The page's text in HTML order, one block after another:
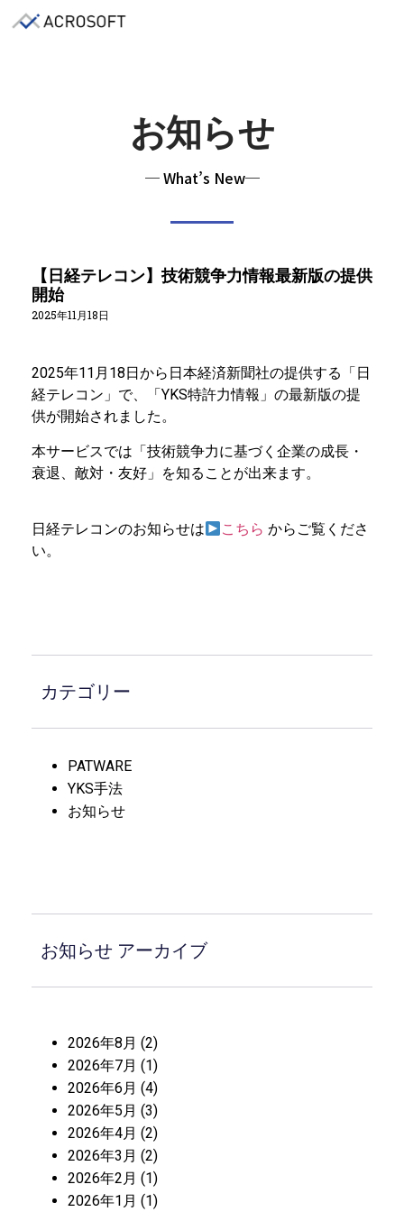
お知らせ
─ What’s New─
【日経テレコン】技術競争力情報最新版の提供
開始
2025年11月18日
2025年11月18日から日本経済新聞社の提供する「日
経テレコン」で、「YKS特許力情報」の最新版の提
供が開始されました。
本サービスでは「技術競争力に基づく企業の成長・
衰退、敵対・友好」を知ることが出来ます。
日経テレコンのお知らせは こちら からご覧くださ
い。
カテゴリー
PATWARE
YKS手法
お知らせ
お知らせ アーカイブ
2026年8月 (2)
2026年7月 (1)
2026年6月 (4)
2026年5月 (3)
2026年4月 (2)
2026年3月 (2)
2026年2月 (1)
2026年1月 (1)